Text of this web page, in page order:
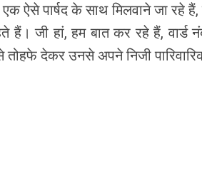
पार्षद के साथ मिलवाने जा रहे हैं,
जी हां, हम बात कर रहे हैं, वार्ड
से तोहफे देकर उनसे अपने निजी